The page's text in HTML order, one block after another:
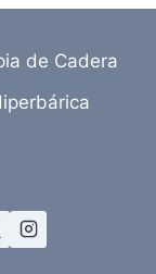
de Cadera